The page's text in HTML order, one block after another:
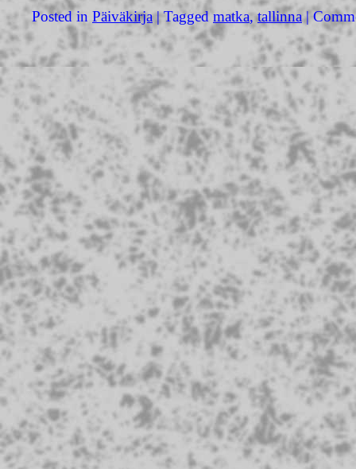
Posted in Päiväkirja | Tagged matka,tallinna |